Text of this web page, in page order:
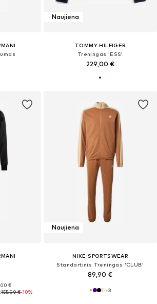
Naujiena
TOMMY HILFIGER
Treningas 'ESS'
229,00 €
€
155,00 €-10%
Naujiena
NIKE SPORTSWEAR
Standartinis Treningas 'CLUB'
89,90 €
+3